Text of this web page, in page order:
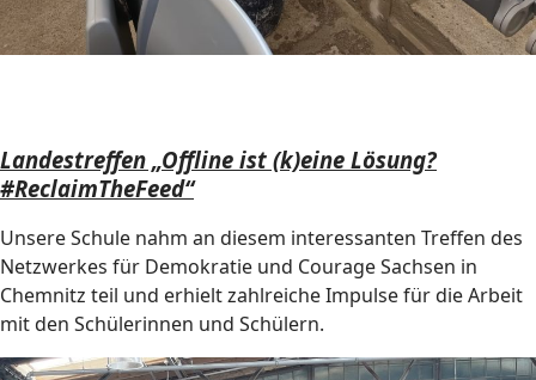
Landestreffen „Offline ist (k)eine Lösung?
#ReclaimTheFeed“
Unsere Schule nahm an diesem interessanten Treffen des
Netzwerkes für Demokratie und Courage Sachsen in
Chemnitz teil und erhielt zahlreiche Impulse für die Arbeit
mit den Schülerinnen und Schülern.